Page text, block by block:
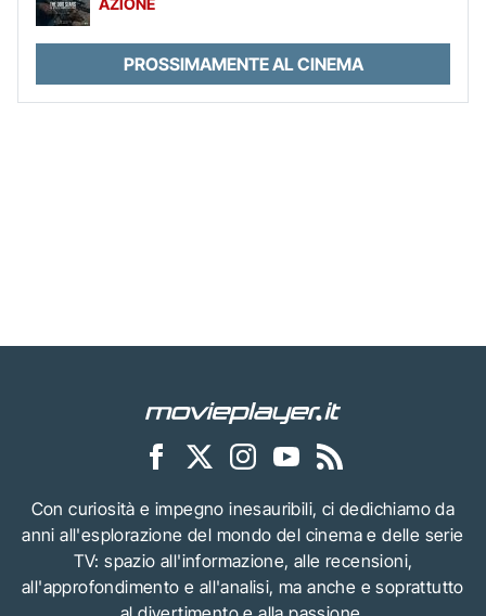
PROSSIMAMENTE AL CINEMA
Con curiosità e impegno inesauribili, ci dedichiamo da
anni all'esplorazione del mondo del cinema e delle serie
TV: spazio all'informazione, alle recensioni,
all'approfondimento e all'analisi, ma anche e soprattutto